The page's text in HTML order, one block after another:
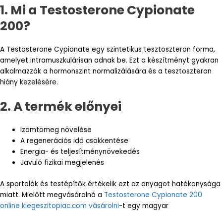
1. Mi a Testosterone Cypionate
200?
A Testosterone Cypionate egy szintetikus tesztoszteron forma,
amelyet intramuszkulárisan adnak be. Ezt a készítményt gyakran
alkalmazzák a hormonszint normalizálására és a tesztoszteron
hiány kezelésére.
2. A termék előnyei
Izomtömeg növelése
A regenerációs idő csökkentése
Energia- és teljesítménynövekedés
Javuló fizikai megjelenés
A sportolók és testépítők értékelik ezt az anyagot hatékonysága
miatt. Mielőtt megvásárolná a Testosterone Cypionate 200
online kiegeszitopiac.com vásárolni-t egy magyar